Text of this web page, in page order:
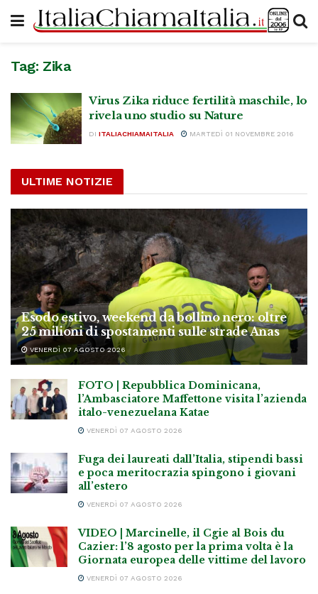
Tag: Zika
Virus Zika riduce fertilità maschile, lo
rivela uno studio su Nature
DI ITALIACHIAMAITALIA MARTEDÌ 01 NOVEMBRE 2016
ULTIME NOTIZIE
Esodo estivo, weekend da bollino nero: oltre
25 milioni di spostamenti sulle strade Anas
VENERDÌ 07 AGOSTO 2026
FOTO | Repubblica Dominicana,
l’Ambasciatore Maffettone visita l’azienda
italo-venezuelana Katae
VENERDÌ 07 AGOSTO 2026
Fuga dei laureati dall’Italia, stipendi bassi
e poca meritocrazia spingono i giovani
all’estero
VENERDÌ 07 AGOSTO 2026
VIDEO | Marcinelle, il Cgie al Bois du
Cazier: l’8 agosto per la prima volta è la
Giornata europea delle vittime del lavoro
VENERDÌ 07 AGOSTO 2026